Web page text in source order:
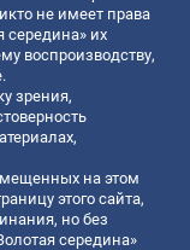
не имеет права
середина» их
воспроизводству,
зрения,
на этом
этого сайта,
но без
середина»